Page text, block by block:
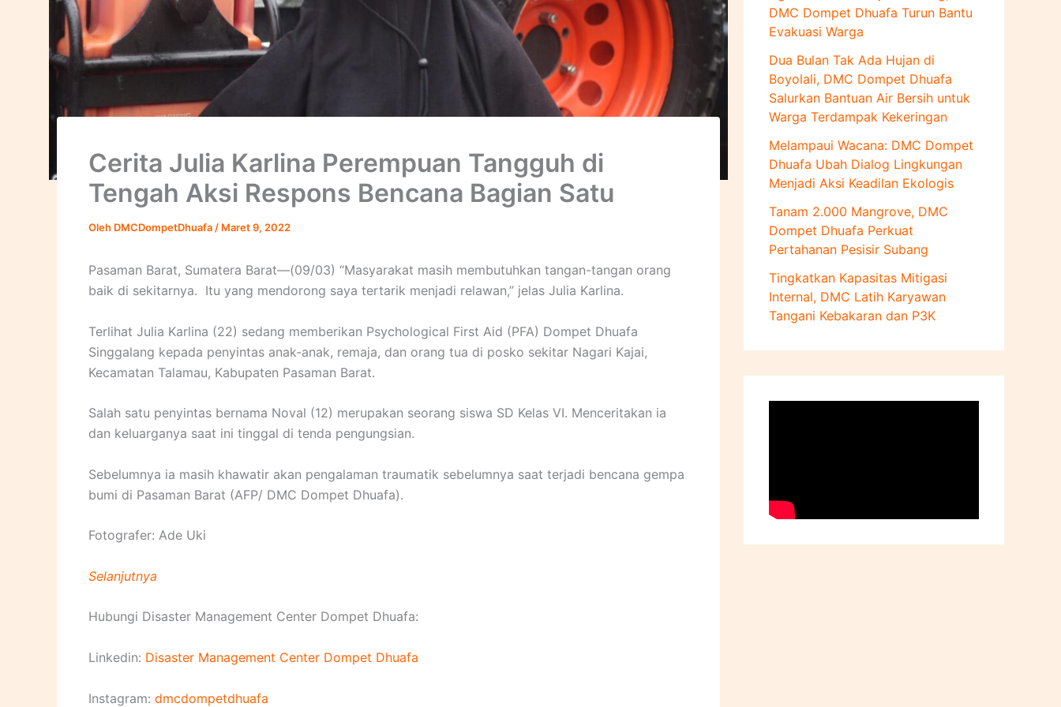
Cerita Julia Karlina Perempuan Tangguh di
Tengah Aksi Respons Bencana Bagian Satu
Oleh DMCDompetDhuafa / Maret 9, 2022
Pasaman Barat, Sumatera Barat—(09/03) “Masyarakat masih membutuhkan tangan-tangan orang
baik di sekitarnya. Itu yang mendorong saya tertarik menjadi relawan,” jelas Julia Karlina.
Terlihat Julia Karlina (22) sedang memberikan Psychological First Aid (PFA) Dompet Dhuafa
Singgalang kepada penyintas anak-anak, remaja, dan orang tua di posko sekitar Nagari Kajai,
Kecamatan Talamau, Kabupaten Pasaman Barat.
Salah satu penyintas bernama Noval (12) merupakan seorang siswa SD Kelas VI. Menceritakan ia
dan keluarganya saat ini tinggal di tenda pengungsian.
Sebelumnya ia masih khawatir akan pengalaman traumatik sebelumnya saat terjadi bencana gempa
bumi di Pasaman Barat (AFP/ DMC Dompet Dhuafa).
Fotografer: Ade Uki
Selanjutnya
Hubungi Disaster Management Center Dompet Dhuafa:
Linkedin: Disaster Management Center Dompet Dhuafa
Instagram: dmcdompetdhuafa
k
:
DMC Dompet Dhuafa Turun Bantu
Evakuasi Warga
Dua Bulan Tak Ada Hujan di
Boyolali, DMC Dompet Dhuafa
Salurkan Bantuan Air Bersih untuk
Warga Terdampak Kekeringan
Melampaui Wacana: DMC Dompet
Dhuafa Ubah Dialog Lingkungan
Menjadi Aksi Keadilan Ekologis
Tanam 2.000 Mangrove, DMC
Dompet Dhuafa Perkuat
Pertahanan Pesisir Subang
Tingkatkan Kapasitas Mitigasi
Internal, DMC Latih Karyawan
Tangani Kebakaran dan P3K